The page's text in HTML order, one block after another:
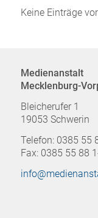
Keine Einträge
Medienanstalt
Mecklenburg-
Bleicherufer 1
19053 Schwerin
Telefon: 0385 55
Fax: 0385 55 88